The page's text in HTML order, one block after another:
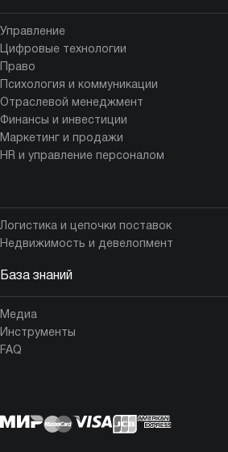
Управление
Цифровые технологии
Право
Психология и коммуникации
Отраслевой менеджмент
Финансы и инвестиции
Маркетинг и продажи
HR и управление персоналом
Логистика и цепочки поставок
Недвижимость и девелопмент
База знаний
Медиа
Инструменты
FAQ